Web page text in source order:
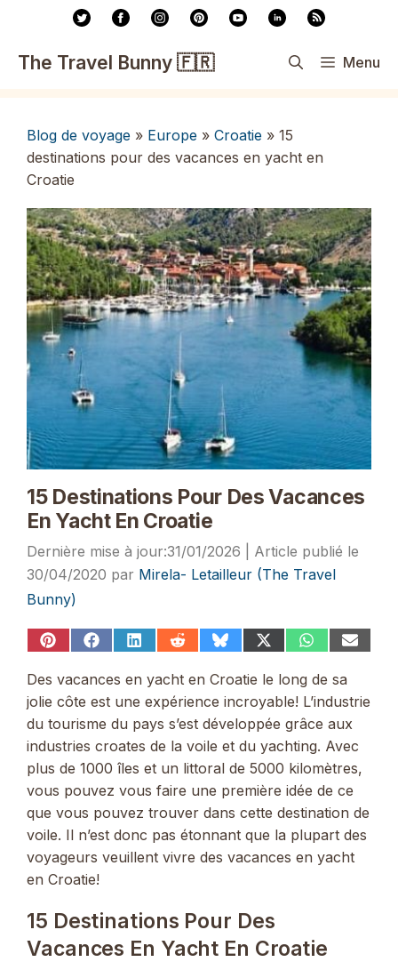
contenu
The Travel Bunny 🇫🇷 Menu
Blog de voyage » Europe » Croatie » 15
destinations pour des vacances en yacht en
Croatie
15 Destinations Pour Des Vacances
En Yacht En Croatie
31/01/2026
30/04/2020 par Mirela- Letailleur (The Travel
Bunny)
ShareShareShare
LinkedIn
Share
Reddit
Share
Bluesky
Share
X
(Twitter)
Share
WhatsApp
Share
Des vacances en yacht en Croatie le long de sa
jolie côte est une expérience incroyable! L’industrie
du tourisme du pays s’est développée grâce aux
industries croates de la voile et du yachting. Avec
plus de 1000 îles et un littoral de 5000 kilomètres,
vous pouvez vous faire une première idée de ce
que vous pouvez trouver dans cette destination de
voile. Il n’est donc pas étonnant que la plupart des
voyageurs veuillent vivre des vacances en yacht
en Croatie!
15 Destinations Pour Des
Vacances En Yacht En Croatie